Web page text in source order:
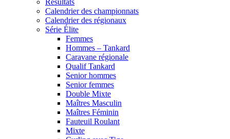
Résultats
Calendrier des championnats
Calendrier des régionaux
Série Élite
Femmes
Hommes – Tankard
Caravane régionale
Qualif Tankard
Senior hommes
Senior femmes
Double Mixte
Maîtres Masculin
Maîtres Féminin
Fauteuil Roulant
Mixte